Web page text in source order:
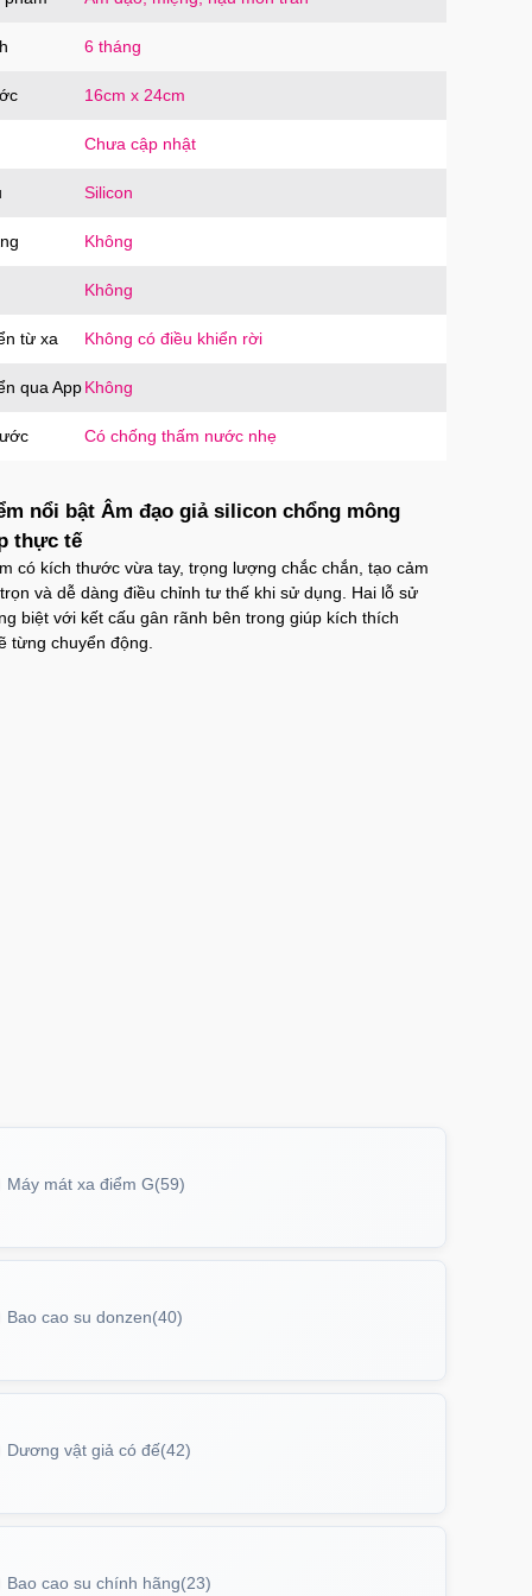
6 tháng
16cm x 24cm
Chưa cập nhật
Silicon
Không
Không
từ xa Không có điều khiển rời
qua AppKhông
Có chống thấm nước nhẹ
nổi bật Âm đạo giả silicon chổng mông
thực tế
có kích thước vừa tay, trọng lượng chắc chắn, tạo cảm
và dễ dàng điều chỉnh tư thế khi sử dụng. Hai lỗ sử
biệt với kết cấu gân rãnh bên trong giúp kích thích
từng chuyển động.
Máy mát xa điểm G(59)
Bao cao su donzen(40)
Dương vật giả có đế(42)
Bao cao su chính hãng(23)